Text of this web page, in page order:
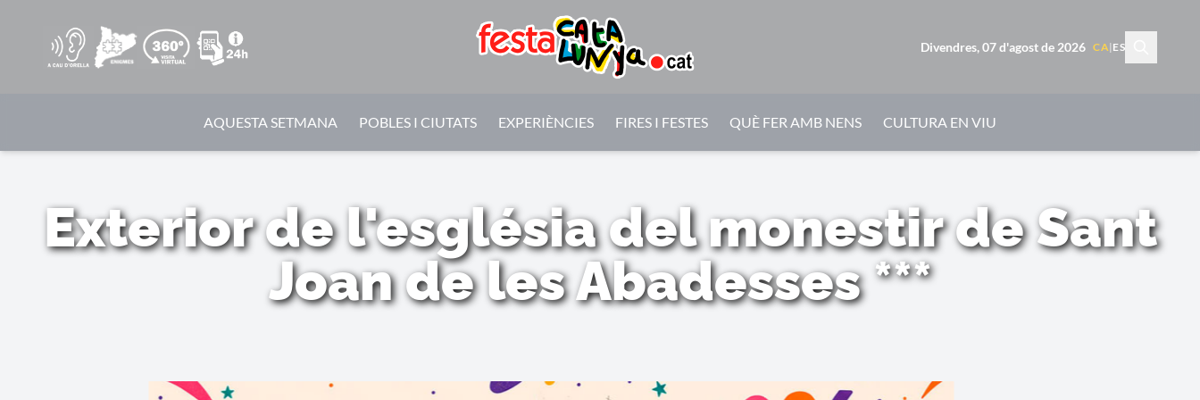
Divendres, 07 d'agost de 2026 CA| ES
AQUESTA SETMANA POBLES I CIUTATS EXPERIÈNCIES FIRES I FESTES QUÈ FER AMB NENS CULTURA EN VIU
Exterior de l'església del monestir de Sant
Joan de les Abadesses ***